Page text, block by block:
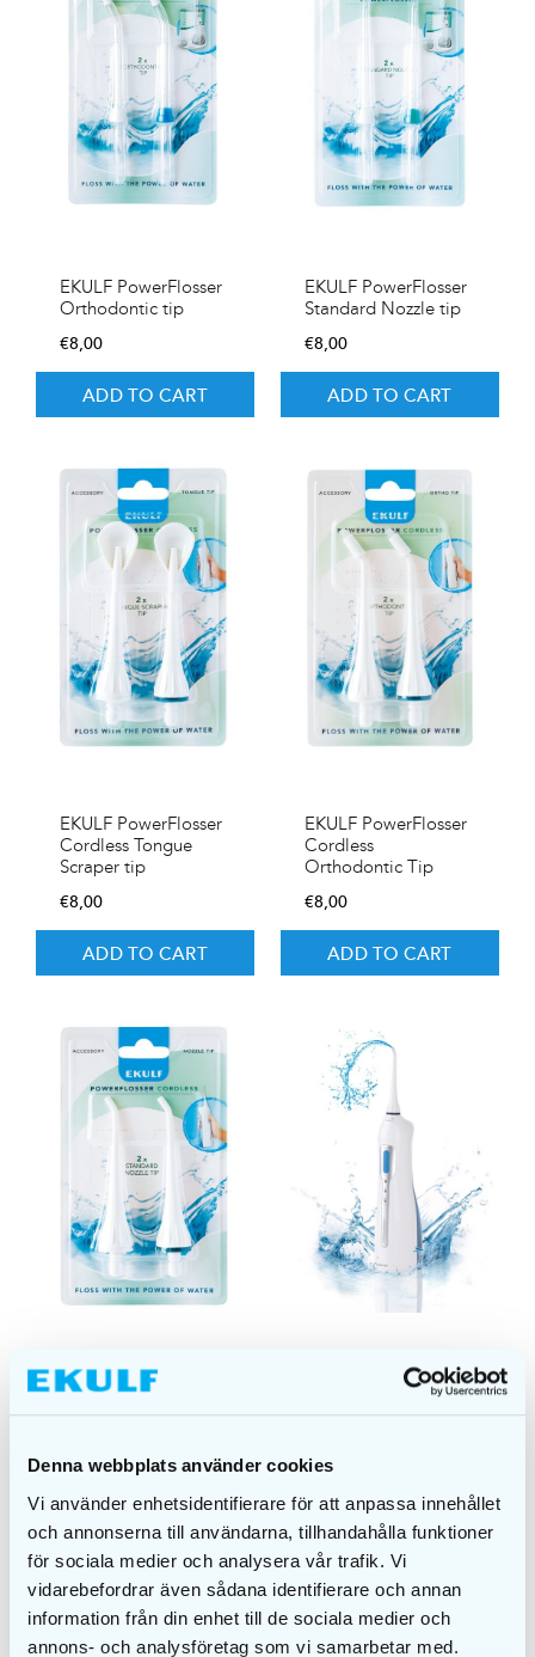
Denna webbplats använder cookies
Vi använder enhetsidentifierare för att anpassa innehållet
och annonserna till användarna, tillhandahålla funktioner
för sociala medier och analysera vår trafik. Vi
vidarebefordrar även sådana identifierare och annan
information från din enhet till de sociala medier och
annons- och analysföretag som vi samarbetar med.
EKULF PowerFlosser
Orthodontic tip
€8,00
ADD TO CART
EKULF PowerFlosser
Standard Nozzle tip
€8,00
ADD TO CART
EKULF PowerFlosser
Cordless Tongue
Scraper tip
€8,00
ADD TO CART
EKULF PowerFlosser
Cordless
Orthodontic Tip
€8,00
ADD TO CART
EKULF PowerFlosser
€8,00
ADD TO CART
EKULF PowerFlosser
ADD TO CART